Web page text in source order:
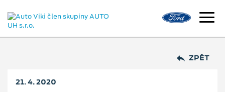
ZPĚT
21. 4. 2020